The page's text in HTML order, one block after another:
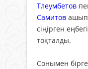
Тлеумбетов
Самитов
сіңірген
тоқталды.
Сонымен